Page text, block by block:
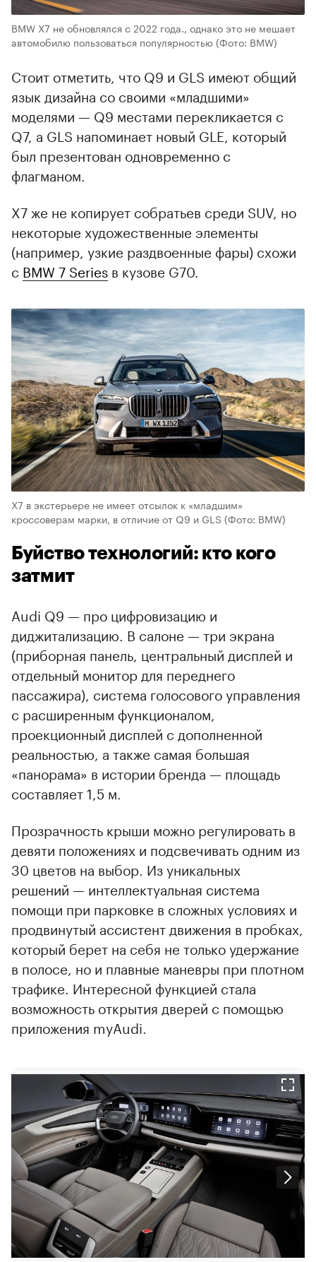
BMW X7 не обновлялся с 2022 года., однако это не мешает
автомобилю пользоваться популярностью(Фото: BMW)
Стоит отметить, что Q9 и GLS имеют общий
язык дизайна со своими «младшими»
моделями — Q9 местами перекликается с
Q7, а GLS напоминает новый GLE, который
был презентован одновременно с
флагманом.
X7 же не копирует собратьев среди SUV, но
некоторые художественные элементы
(например, узкие раздвоенные фары) схожи
с BMW 7 Series в кузове G70.
X7 в экстерьере не имеет отсылок к «младшим»
кроссоверам марки, в отличие от Q9 и GLS (Фото: BMW)
Буйство технологий: кто кого
затмит
Audi Q9 — про цифровизацию и
диджитализацию. В салоне — три экрана
(приборная панель, центральный дисплей и
отдельный монитор для переднего
пассажира), система голосового управления
с расширенным функционалом,
проекционный дисплей с дополненной
реальностью, а также самая большая
«панорама» в истории бренда — площадь
составляет 1,5 м.
Прозрачность крыши можно регулировать в
девяти положениях и подсвечивать одним из
30 цветов на выбор. Из уникальных
решений — интеллектуальная система
помощи при парковке в сложных условиях и
продвинутый ассистент движения в пробках,
который берет на себя не только удержание
в полосе, но и плавные маневры при плотном
трафике. Интересной функцией стала
возможность открытия дверей с помощью
приложения myAudi.